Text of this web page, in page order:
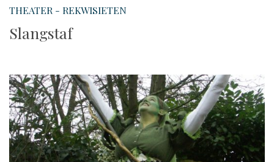
THEATER - REKWISIETEN
Slangstaf